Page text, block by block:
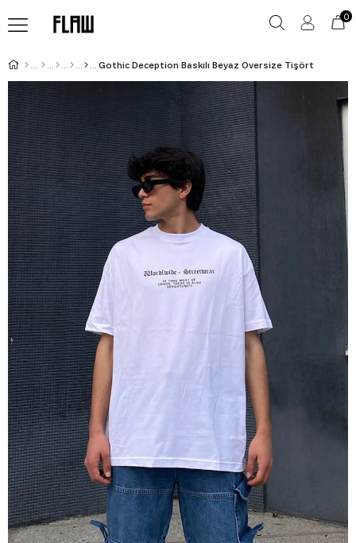
0
Gothic Deception Baskılı Beyaz Oversize Tişört